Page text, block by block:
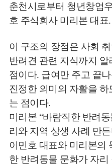
춘천시로부터 청년창업
호 주식회사 미리본 대표
이 구조의 장점은 사회
반려견 관련 지식까지
점이다. 급여만 주고 끝
진정한 의미의 자활을
는 점이다.
미리본 “바람직한 반려
리와 지역 상생 사례 만든
이민호 대표와 미리본의
한 반려동물 문화가 자